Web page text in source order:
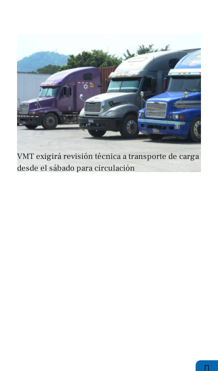
VMT exigirá revisión técnica a transporte de carga
desde el sábado para circulación